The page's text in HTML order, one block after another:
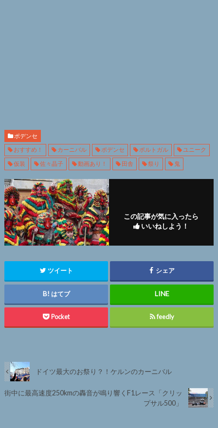
ポデンセ
おすすめ！
カーニバル ポデンセ ポルトガル
ユニーク
仮装
佐々晶子 動画あり！ 田舎 祭り 鬼
この記事が気に入ったら
いいねしよう！
ツイート シェア
はてブ
Pocket feedly
ドイツ最大のお祭り？！ケルンのカーニバル
街中に最高速度250kmの轟音が鳴り響くF1レース「クリッ
プサル500」